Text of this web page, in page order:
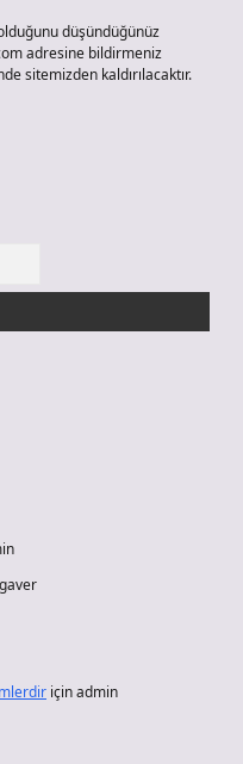
düşündüğünüz
adresine bildirmeniz
sitemizden kaldırılacaktır.
içinadmin